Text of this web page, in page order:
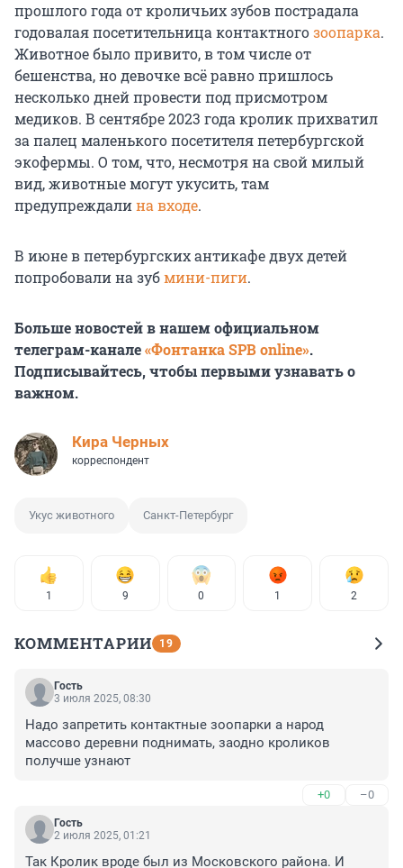
прошлого года от кроличьих зубов пострадала
годовалая посетительница контактногозоопарка.
Животное было привито, в том числе от
бешенства, но девочке всё равно пришлось
несколько дней провести под присмотром
медиков. В сентябре 2023 года кролик прихватил
за палец маленького посетителя петербургской
экофермы. О том, что, несмотря на свой милый
вид, животные могут укусить, там
предупреждалина входе.
В июне в петербургских антикафе двух детей
попробовали на зубмини-пиги.
Больше новостей в нашем официальном
телеграм-канале«Фонтанка SPB online».
Подписывайтесь, чтобы первыми узнавать о
важном.
Кира Черных
корреспондент
Укус животного Санкт-Петербург
1 9 0 1 2
КОММЕНТАРИИ 19
Гость
3 июля 2025, 08:30
Надо запретить контактные зоопарки а народ
массово деревни поднимать, заодно кроликов
получше узнают
+0 –0
Гость
2 июля 2025, 01:21
Так Кролик вроде был из Московского района. И